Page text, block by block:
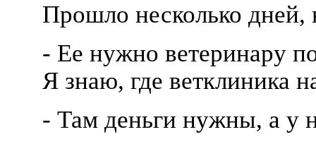
Прошло несколько дней,
- Ее нужно ветеринару
Я знаю, где ветклиника
- Там деньги нужны, а у